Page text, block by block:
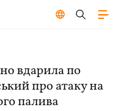
вдарила по
про атаку на
палива